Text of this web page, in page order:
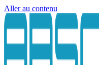
Aller au contenu